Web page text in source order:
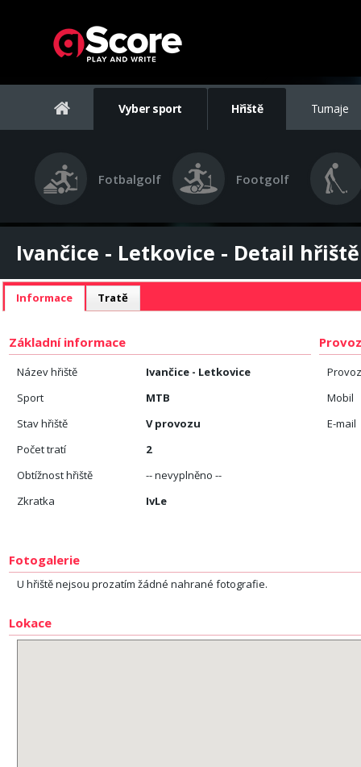
Vyber sport Hřiště Turnaje
Fotbalgolf Footgolf
Ivančice - Letkovice - Detail hřiště
Informace Tratě
Základní informace
Název hřiště
Ivančice - Letkovice
Sport
MTB
Stav hřiště
V provozu
Počet tratí
2
Obtížnost hřiště
-- nevyplněno --
Zkratka
IvLe
Mobil
E-mail
Fotogalerie
U hřiště nejsou prozatím žádné nahrané fotografie.
Lokace